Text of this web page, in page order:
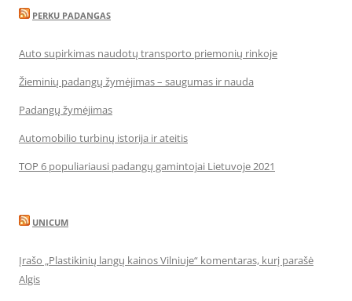
PERKU PADANGAS
Auto supirkimas naudotų transporto priemonių rinkoje
Žieminių padangų žymėjimas – saugumas ir nauda
Padangų žymėjimas
Automobilio turbinų istorija ir ateitis
TOP 6 populiariausi padangų gamintojai Lietuvoje 2021
UNICUM
Įrašo „Plastikinių langų kainos Vilniuje“ komentaras, kurį parašė
Algis